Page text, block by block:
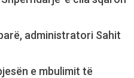
administratori Sahit
e mbulimit të